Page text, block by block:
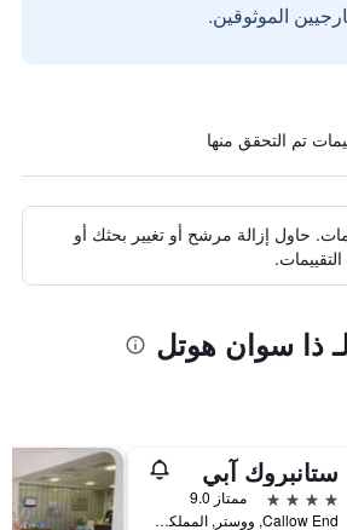
الموثوقين.
حاول إزالة مرشح أو تغيير بحثك أو
ذا سوان هوتل
ستانبروك آبي
4 نجوم
ممتاز 9.0
Callow End, ووستر, المملكة المتحدة